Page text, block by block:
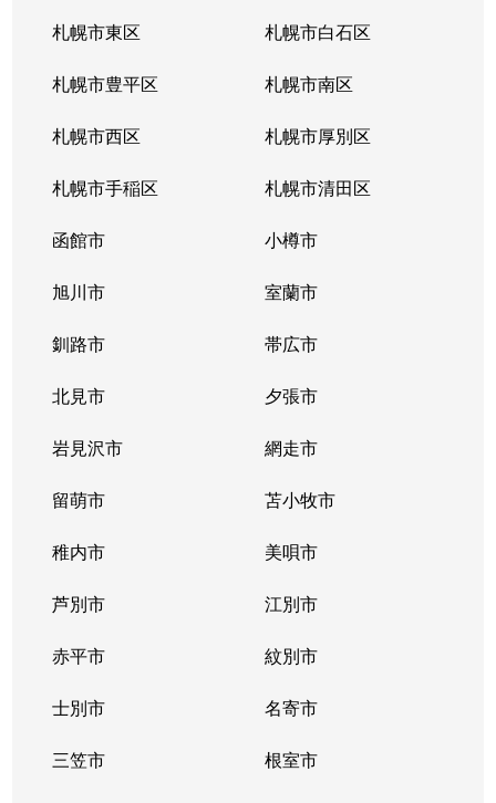
札幌市東区 札幌市白石区
札幌市豊平区 札幌市南区
札幌市西区 札幌市厚別区
札幌市手稲区 札幌市清田区
函館市 小樽市
旭川市 室蘭市
釧路市 帯広市
北見市 夕張市
岩見沢市 網走市
留萌市 苫小牧市
稚内市 美唄市
芦別市 江別市
赤平市 紋別市
士別市 名寄市
三笠市 根室市